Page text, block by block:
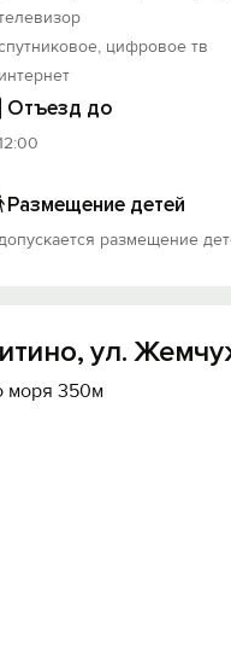
цифровое тв
интернет
Отъезд до
Размещение детей
размещение
ул.
моря 350м